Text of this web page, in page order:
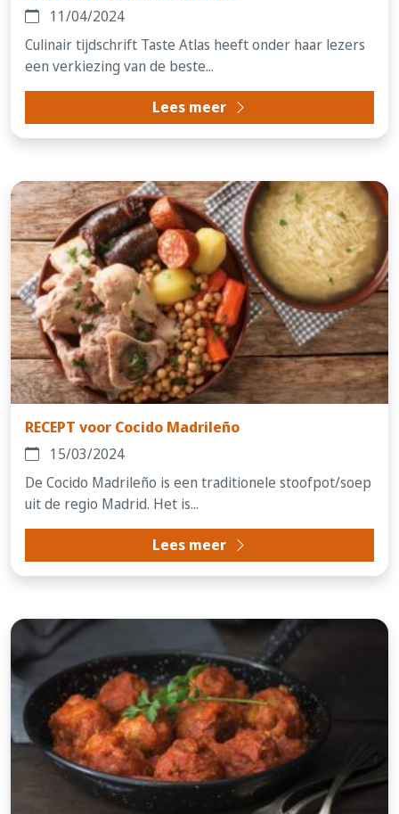
11/04/2024
Culinair tijdschrift Taste Atlas heeft onder haar lezers
een verkiezing van de beste...
Lees meer
RECEPT voor Cocido Madrileño
15/03/2024
De Cocido Madrileño is een traditionele stoofpot/soep
uit de regio Madrid. Het is...
Lees meer